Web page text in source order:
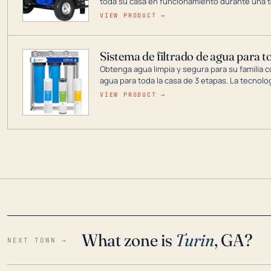
DuroMax es el líder de la industria en
digitales hasta generadores que pueden
VIEW PRODUCT →
Sistema de filtrado de agua para
Obtenga agua limpia y segura para su familia
agua para toda la casa de 3 etapas. La
reduce los contaminantes nocivos como el
VIEW PRODUCT →
NEXT TOWN → What zone is Turin, GA?